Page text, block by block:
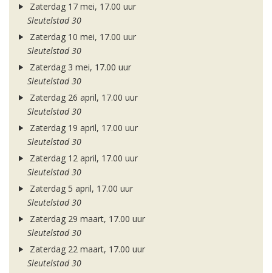
Zaterdag 17 mei, 17.00 uur
Sleutelstad 30
Zaterdag 10 mei, 17.00 uur
Sleutelstad 30
Zaterdag 3 mei, 17.00 uur
Sleutelstad 30
Zaterdag 26 april, 17.00 uur
Sleutelstad 30
Zaterdag 19 april, 17.00 uur
Sleutelstad 30
Zaterdag 12 april, 17.00 uur
Sleutelstad 30
Zaterdag 5 april, 17.00 uur
Sleutelstad 30
Zaterdag 29 maart, 17.00 uur
Sleutelstad 30
Zaterdag 22 maart, 17.00 uur
Sleutelstad 30